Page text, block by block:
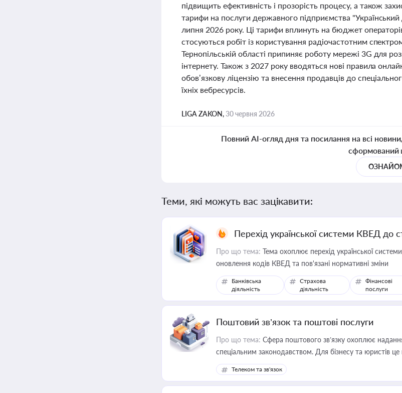
підвищить ефективність і прозорість процесу, а також
тарифи на послуги державного підприємства
липня 2026 року. Ці тарифи вплинуть на бюджет
стосуються робіт із користування радіочастотним
Тернопільській області припиняє роботу мережі 3G для
інтернету. Також з 2027 року вводяться нові правила
обов’язкову ліцензію та внесення продавців до
їхніх вебресурсів.
LIGA ZAKON,30 червня 2026
Повний AI-огляд дня та посилання на всі
сформований
Теми, які можуть вас зацікавити:
Перехід української системи КВЕД до
Про що тема: Тема охоплює перехід української
оновлення кодів КВЕД та пов'язані нормативні зміни
Банківська
діяльність
Страхова
діяльність
Фінансові
послуги
Поштовий зв’язок та поштові послуги
Про що тема: Сфера поштового зв’язку охоплює
спеціальним законодавством. Для бізнесу та юристів
реєстрах і забезпечення прав споживачів.
Телеком та зв'язок